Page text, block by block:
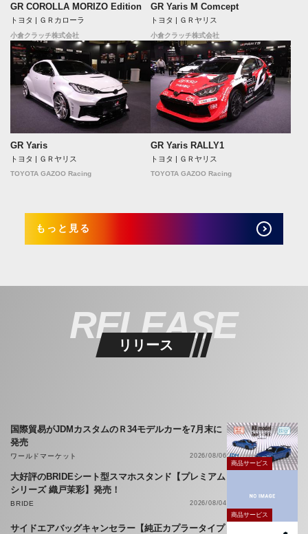
GR COROLLA MORIZO Edition
トヨタ | ＧＲカローラ
小倉クラッチ株式会社
GR Yaris M Comcept
トヨタ | ＧＲヤリス
小倉クラッチ株式会社
GR Yaris
トヨタ | ＧＲヤリス
TOYOTA GAZOO Racing
GR Yaris RALLY1
トヨタ | ＧＲヤリス
TOYOTA GAZOO Racing
もっと見る
RELEASE
リリース
国際貿易がJDMカスタムのＲ34モデルカーを7月末に
発売
ワールドマーケット
2026/08/06
商品サービス
大好評のBRIDEシート型スマホスタンド【プレミアム
シリーズ 織戸茉彩】発売！
BRIDE
2026/08/04
商品サービス
サイドエアバッグキャンセラー【純正カプラータイプ